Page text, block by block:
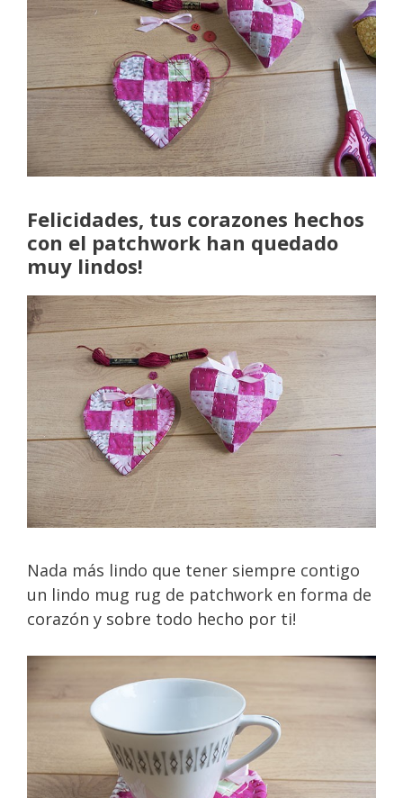
Felicidades, tus corazones hechos
con el patchwork han quedado
muy lindos!
Nada más lindo que tener siempre contigo
un lindo mug rug de patchwork en forma de
corazón y sobre todo hecho por ti!